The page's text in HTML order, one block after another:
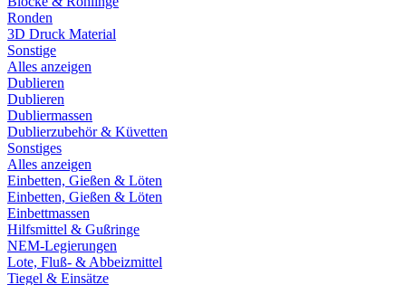
Ronden
3D Druck Material
Sonstige
Alles anzeigen
Dublieren
Dublieren
Dubliermassen
Dublierzubehör & Küvetten
Sonstiges
Alles anzeigen
Einbetten, Gießen & Löten
Einbetten, Gießen & Löten
Einbettmassen
Hilfsmittel & Gußringe
NEM-Legierungen
Lote, Fluß- & Abbeizmittel
Tiegel & Einsätze